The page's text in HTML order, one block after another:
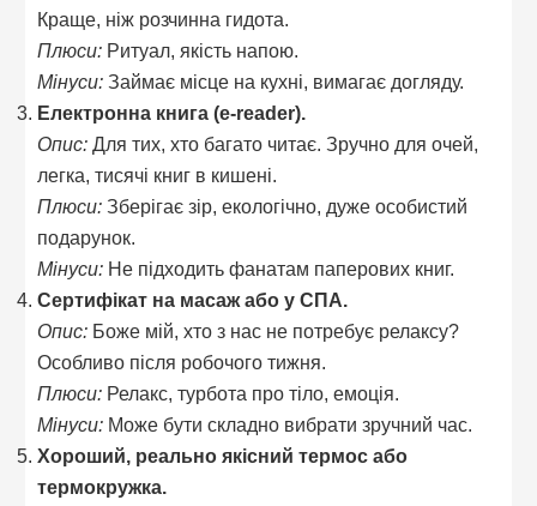
Краще, ніж розчинна гидота.
Плюси: Ритуал, якість напою.
Мінуси: Займає місце на кухні, вимагає догляду.
Електронна книга (e-reader).
Опис: Для тих, хто багато читає. Зручно для очей,
легка, тисячі книг в кишені.
Плюси: Зберігає зір, екологічно, дуже особистий
подарунок.
Мінуси: Не підходить фанатам паперових книг.
Сертифікат на масаж або у СПА.
Опис: Боже мій, хто з нас не потребує релаксу?
Особливо після робочого тижня.
Плюси: Релакс, турбота про тіло, емоція.
Мінуси: Може бути складно вибрати зручний час.
Хороший, реально якісний термос або
термокружка.